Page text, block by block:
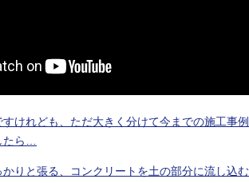
けれども、ただ大きく分けて今までの施工事例
ら…
かりと張る、コンクリートを土の部分に流し込む